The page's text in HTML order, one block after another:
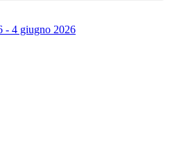
- 4 giugno 2026